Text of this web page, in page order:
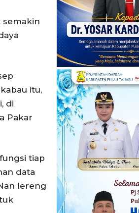
semakin
itu,
di
Pakar
tiap
data
lereng